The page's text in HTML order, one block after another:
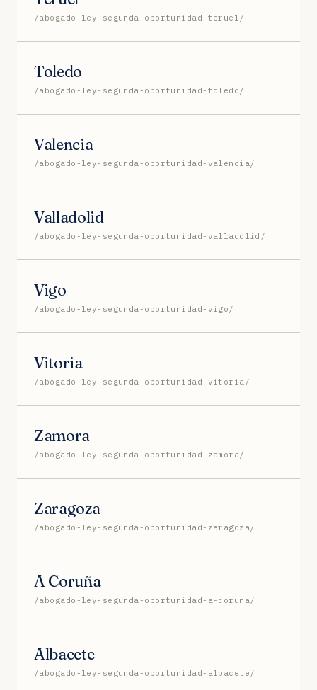
/abogado-ley-segunda-oportunidad-teruel/
Toledo
/abogado-ley-segunda-oportunidad-toledo/
Valencia
/abogado-ley-segunda-oportunidad-valencia/
Valladolid
/abogado-ley-segunda-oportunidad-valladolid/
Vigo
/abogado-ley-segunda-oportunidad-vigo/
Vitoria
/abogado-ley-segunda-oportunidad-vitoria/
Zamora
/abogado-ley-segunda-oportunidad-zamora/
Zaragoza
/abogado-ley-segunda-oportunidad-zaragoza/
A Coruña
/abogado-ley-segunda-oportunidad-a-coruna/
Albacete
/abogado-ley-segunda-oportunidad-albacete/